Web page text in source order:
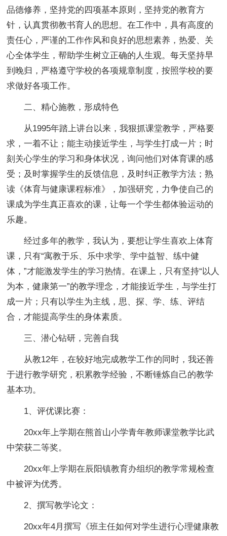
品德修养，坚持党的四项基本原则，坚持党的教育方
针，认真贯彻教书育人的思想。在工作中，具有高度的
责任心，严谨的工作作风和良好的思想素养，热爱、关
心全体学生，帮助学生树立正确的人生观。每天坚持早
到晚归，严格遵守学校的各项规章制度，按照学校的要
求做好各项工作。
二、精心施教，形成特色
从1995年踏上讲台以来，我狠抓课堂教学，严格要
求，一着不让；能主动接近学生，与学生打成一片；时
刻关心学生的学习和身体状况，询问他们对体育课的感
受；及时掌握学生的反馈信息，及时纠正教学方法；熟
读《体育与健康课程标准》，加强研究，力争使自己的
课成为学生真正喜欢的课，让每一个学生都体验运动的
乐趣。
经过多年的教学，我认为，要想让学生喜欢上体育
课，只有“寓教于乐、乐中求学、学中益智、练中健
体，”才能激发学生的学习热情。在课上，只有坚持“以人
为本，健康第一”的教学理念，才能接近学生，与学生打
成一片；只有以学生为主线，思、探、学、练、评结
合，才能提高学生的身体素质。
三、潜心钻研，完善自我
从教12年，在较好地完成教学工作的同时，我还善
于进行教学研究，积累教学经验，不断锤炼自己的教学
基本功。
1、评优课比赛：
20xx年上学期在熊首山小学青年教师课堂教学比武
中荣获二等奖。
20xx年上学期在辰阳镇教育办组织的教学常规检查
中被评为优秀。
2、撰写教学论文：
20xx年4月撰写《班主任如何对学生进行心理健康教